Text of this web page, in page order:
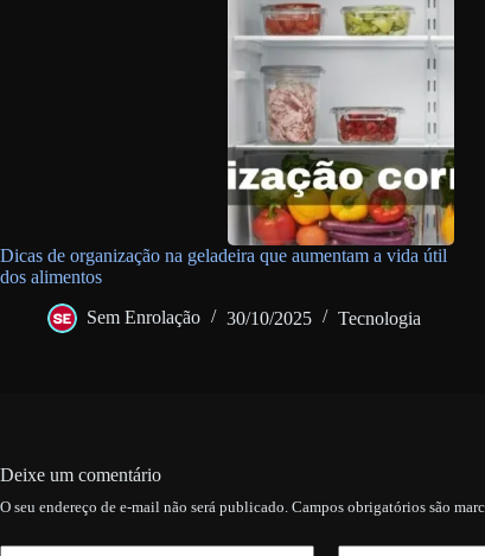
Dicas de organização na geladeira que aumentam a vida útil
dos alimentos
Sem Enrolação 30/10/2025 Tecnologia
Deixe um comentário
O seu endereço de e-mail não será publicado. Campos obrigatórios são